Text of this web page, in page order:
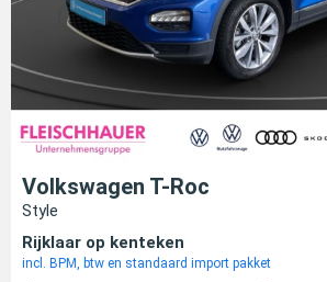
Volkswagen T-Roc
Style
Rijklaar op kenteken
incl. BPM, btw en standaard import pakket